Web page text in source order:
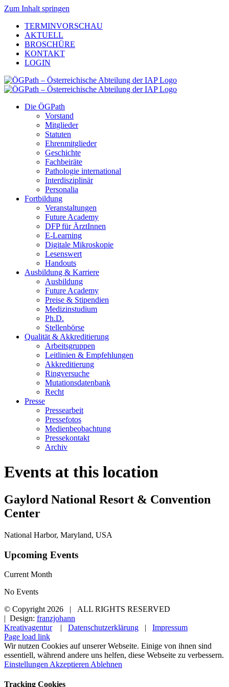
Zum Inhalt springen
TERMINVORSCHAU
AKTUELL
BROSCHÜRE
KONTAKT
LOGIN
Die ÖGPath
Vorstand
Mitglieder
Statuten
Ehrenmitglieder
Geschichte
Fachbeiräte
Pathologie international
Interdisziplinär
Personalia
Fortbildung
Veranstaltungen
Future Academy
DFP für ÄrztInnen
E-Learning
Digitale Mikroskopie
Lesenswert
Handouts
Ausbildung & Karriere
Ausbildung
Future Academy
Preise & Stipendien
Medizinstudium
Ph.D.
Stellenbörse
Qualität & Akkreditierung
Arbeitsgruppen
Leitlinien & Empfehlungen
Akkreditierung
Ringversuche
Mutationsdatenbank
Recht
Presse
Pressearbeit
Pressefotos
Medienbeobachtung
Pressekontakt
Archiv
Events at this location
Gaylord National Resort & Convention
Center
National Harbor, Maryland, USA
Upcoming Events
Current Month
No Events
© Copyright 2026 | ALL RIGHTS RESERVED
| Design: franzjohann
Kreativagentur| Datenschutzerklärung | Impressum
Page load link
Wir nutzen Cookies auf unserer Webseite. Einige von ihnen sind
essentiell, während andere uns helfen, diese Webseite zu verbessern.
Einstellungen Akzeptieren Ablehnen
Tracking Cookies